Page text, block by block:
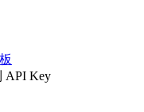
API Key